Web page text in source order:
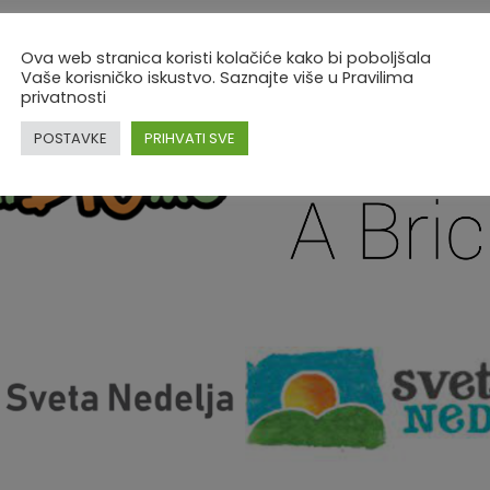
SPONZORI
Ova web stranica koristi kolačiće kako bi poboljšala
Vaše korisničko iskustvo. Saznajte više u Pravilima
privatnosti
POSTAVKE PRIHVATI SVE